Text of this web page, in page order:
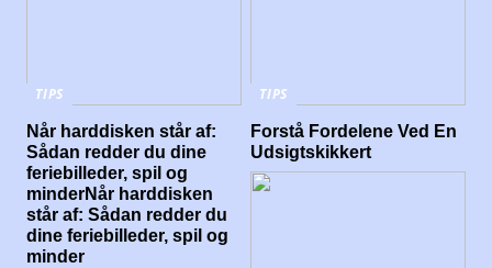
TIPS
Når harddisken står af:
Sådan redder du dine
feriebilleder, spil og
minderNår harddisken
står af: Sådan redder du
dine feriebilleder, spil og
minder
TIPS
Forstå Fordelene Ved En
Udsigtskikkert